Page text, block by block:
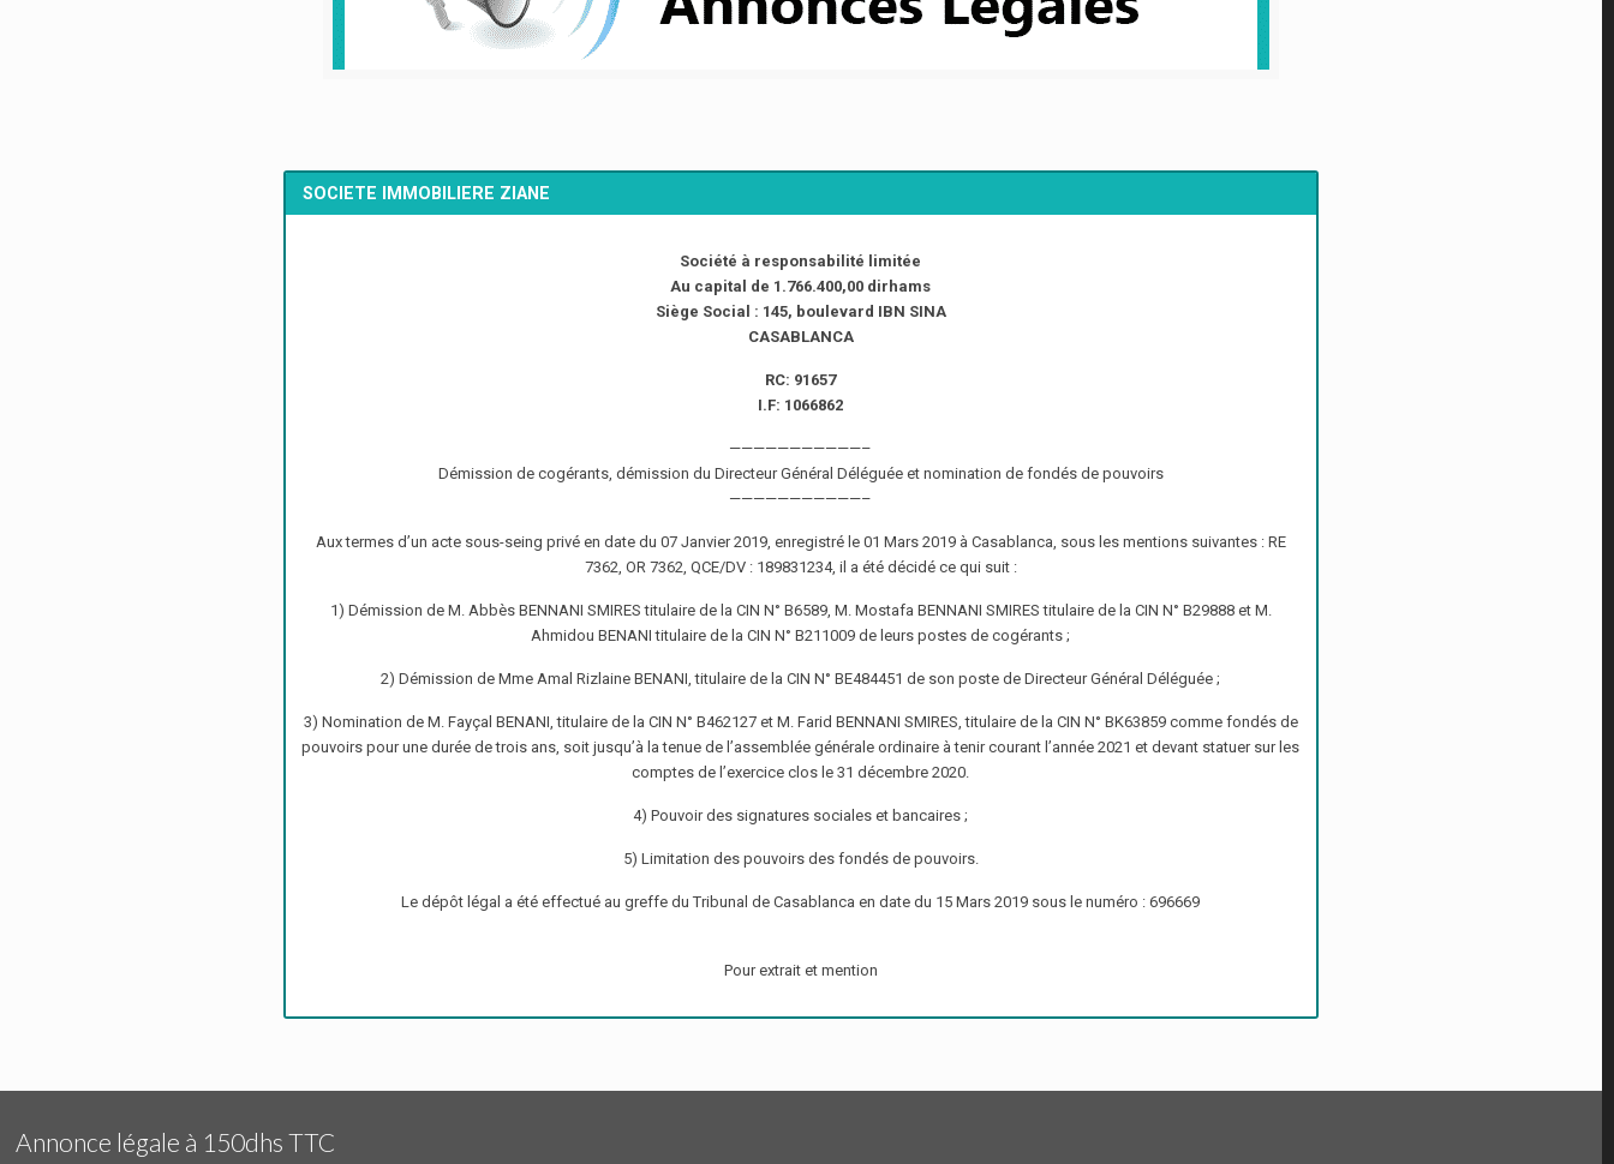
SOCIETE IMMOBILIERE ZIANE
Société à responsabilité limitée
Au capital de 1.766.400,00 dirhams
Siège Social : 145, boulevard IBN SINA
CASABLANCA
RC: 91657
I.F: 1066862
———————————–
Démission de cogérants, démission du Directeur Général Déléguée et nomination de fondés de pouvoirs
———————————–
Aux termes d’un acte sous-seing privé en date du 07 Janvier 2019, enregistré le 01 Mars 2019 à Casablanca, sous les mentions suivantes : RE
7362, OR 7362, QCE/DV : 189831234, il a été décidé ce qui suit :
1) Démission de M. Abbès BENNANI SMIRES titulaire de la CIN N° B6589, M. Mostafa BENNANI SMIRES titulaire de la CIN N° B29888 et M.
Ahmidou BENANI titulaire de la CIN N° B211009 de leurs postes de cogérants ;
2) Démission de Mme Amal Rizlaine BENANI, titulaire de la CIN N° BE484451 de son poste de Directeur Général Déléguée ;
3) Nomination de M. Fayçal BENANI, titulaire de la CIN N° B462127 et M. Farid BENNANI SMIRES, titulaire de la CIN N° BK63859 comme fondés de
pouvoirs pour une durée de trois ans, soit jusqu’à la tenue de l’assemblée générale ordinaire à tenir courant l’année 2021 et devant statuer sur les
comptes de l’exercice clos le 31 décembre 2020.
4) Pouvoir des signatures sociales et bancaires ;
5) Limitation des pouvoirs des fondés de pouvoirs.
Le dépôt légal a été effectué au greffe du Tribunal de Casablanca en date du 15 Mars 2019 sous le numéro : 696669
Pour extrait et mention
Annonce légale à 150dhs TTC